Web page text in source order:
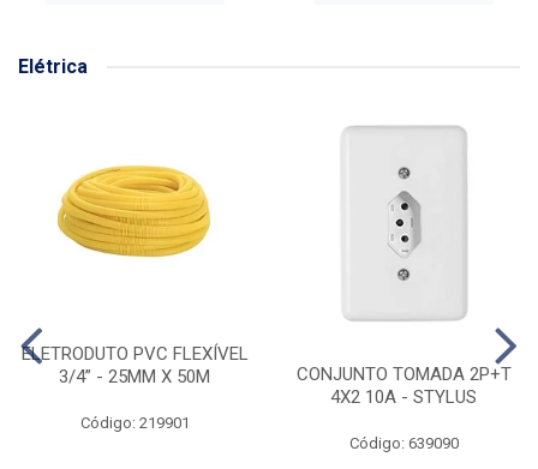
Elétrica
ELETRODUTO PVC FLEXÍVEL
3/4” - 25MM X 50M
Código: 219901
CONJUNTO TOMADA 2P+T
4X2 10A - STYLUS
Código: 639090